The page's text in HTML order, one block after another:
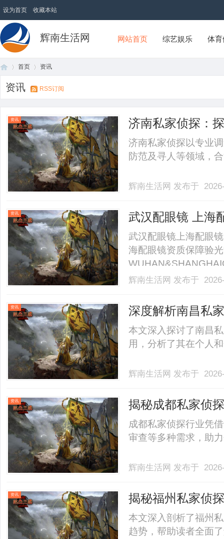
设为首页 收藏本站
辉南生活网 网站首页 综艺娱乐 体
首页 资讯
资讯 RSS订阅
资讯 济南私家侦探：
济南私家侦探以专业
防范及寻人等领域，
辉南生活网 发布于
资讯 武汉配眼镜 上海
武汉配眼镜上海配眼
海配眼镜资质保障验
业验光配镜的写字楼
40%-60%优惠，兼顾
辉南生活网 发布于
资讯 深度解析南昌私
本文深入探讨了南昌
用，分析了其在个人
辉南生活网 发布于
资讯 揭秘成都私家侦
成都私家侦探行业凭
审查等多种需求，助
辉南生活网 发布于
资讯 揭秘福州私家侦
本文深入剖析了福州
趋势，帮助读者全面